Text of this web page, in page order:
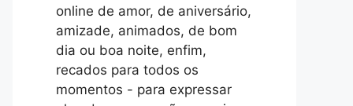
online de amor, de aniversário,
amizade, animados, de bom
dia ou boa noite, enfim,
recados para todos os
momentos - para expressar